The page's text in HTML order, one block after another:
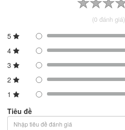
(0 đánh giá)
5
4
3
2
1
Tiêu đề